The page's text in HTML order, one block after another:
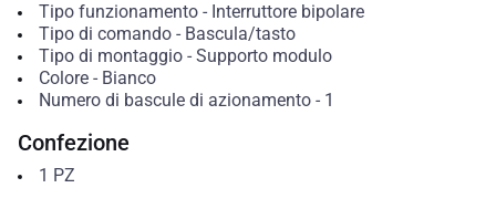
Tipo funzionamento- Interruttore bipolare
Tipo di comando- Bascula/tasto
Tipo di montaggio- Supporto modulo
Colore- Bianco
Numero di bascule di azionamento- 1
Confezione
1 PZ